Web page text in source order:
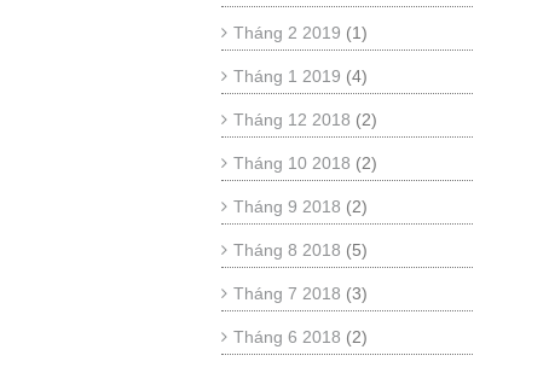
Tháng 2 2019 (1)
Tháng 1 2019 (4)
Tháng 12 2018 (2)
Tháng 10 2018 (2)
Tháng 9 2018 (2)
Tháng 8 2018 (5)
Tháng 7 2018 (3)
Tháng 6 2018 (2)